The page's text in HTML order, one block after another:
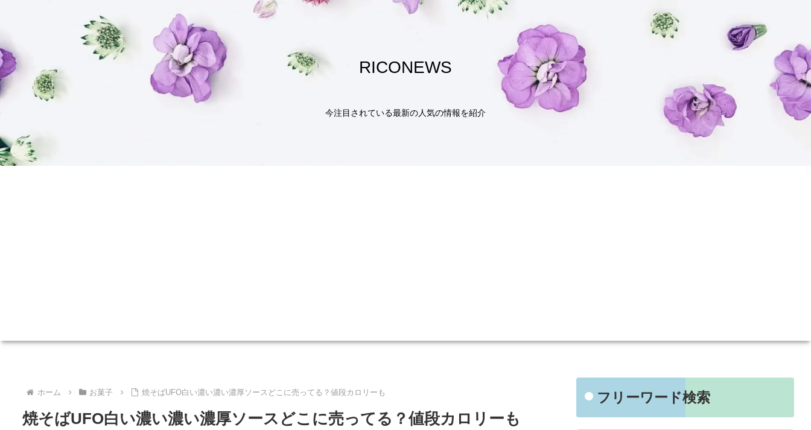
RICONEWS
今注目されている最新の人気の情報を紹介
ホーム お菓子 焼そばUFO白い濃い濃い濃厚ソースどこに売ってる？値段カロリーも
焼そばUFO白い濃い濃い濃厚ソースどこに売ってる？値段カロリーも
フリーワード検索